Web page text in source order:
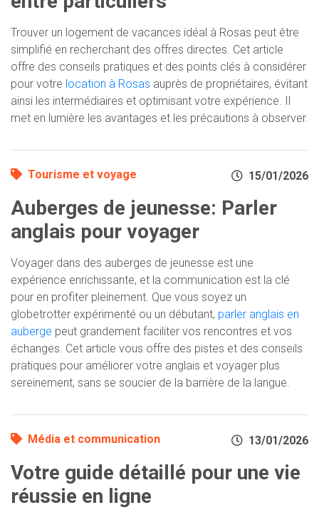
Trouver un logement de vacances idéal à Rosas peut être
simplifié en recherchant des offres directes. Cet article
offre des conseils pratiques et des points clés à considérer
pour votre location à Rosas auprès de propriétaires, évitant
ainsi les intermédiaires et optimisant votre expérience. Il
met en lumière les avantages et les précautions à observer.
Tourisme et voyage 15/01/2026
Auberges de jeunesse: Parler
anglais pour voyager
Voyager dans des auberges de jeunesse est une
expérience enrichissante, et la communication est la clé
pour en profiter pleinement. Que vous soyez un
globetrotter expérimenté ou un débutant, parler anglais en
auberge peut grandement faciliter vos rencontres et vos
échanges. Cet article vous offre des pistes et des conseils
pratiques pour améliorer votre anglais et voyager plus
sereinement, sans se soucier de la barrière de la langue.
Média et communication 13/01/2026
Votre guide détaillé pour une vie
réussie en ligne